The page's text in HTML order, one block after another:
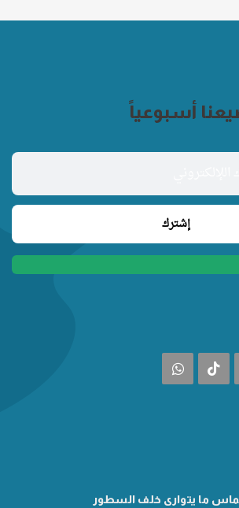
أسبوعياً
‫TikTokواتساب
ما يتوارى خلف السطور